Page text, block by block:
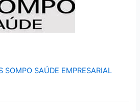
SOMPO SAÚDE EMPRESARIAL